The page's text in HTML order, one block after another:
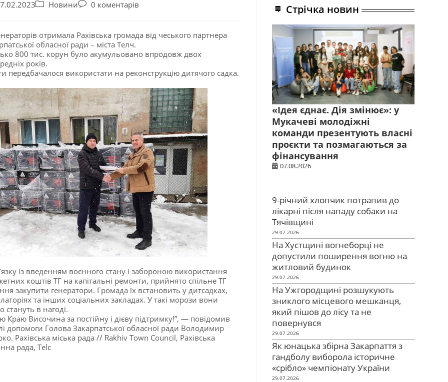
Новини 0 коментарів
отримала Рахівська громада від чеського партнера
обласної ради – міста Телч.
800 тис. корун було акумульовано впродовж двох
років.
передбачалося використати на реконструкцію дитячого садка.
із введенням воєнного стану і забороною використання
коштів ТГ на капітальні ремонти, прийнято спільне ТГ
закупити генератори. Громада їх встановить у дитсадках,
та інших соціальних закладах. У такі морози вони
стануть в нагоді.
Краю Височина за постійну і дієву підтримку!”, — повідомив
допомоги Голова Закарпатської обласної ради Володимир
Рахівська міська рада // Rakhiv Town Council, Рахівська
рада, Telc
Стрічка новин
«Ідея єднає. Дія змінює»: у
Мукачеві молодіжні
команди презентують власні
проєкти та позмагаються за
фінансування
07.08.2026
9-річний хлопчик потрапив до
лікарні після нападу собаки на
Тячівщині
29.07.2026
На Хустщині вогнеборці не
допустили поширення вогню на
житловий будинок
29.07.2026
На Ужгородщині розшукують
зниклого місцевого мешканця,
який пішов до лісу та не
повернувся
29.07.2026
Як юнацька збірна Закарпаття з
гандболу виборола історичне
«срібло» чемпіонату України
29.07.2026